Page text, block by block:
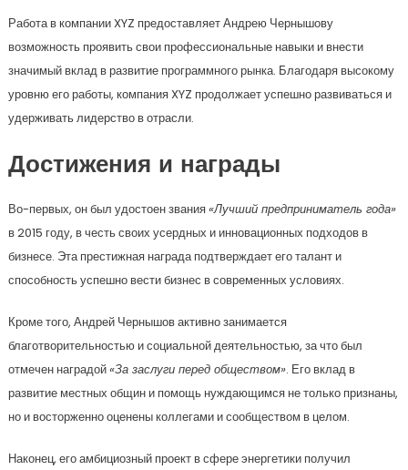
Работа в компании XYZ предоставляет Андрею Чернышову
возможность проявить свои профессиональные навыки и внести
значимый вклад в развитие программного рынка. Благодаря высокому
уровню его работы, компания XYZ продолжает успешно развиваться и
удерживать лидерство в отрасли.
Достижения и награды
Во-первых, он был удостоен звания«Лучший предприниматель года»
в 2015 году, в честь своих усердных и инновационных подходов в
бизнесе. Эта престижная награда подтверждает его талант и
способность успешно вести бизнес в современных условиях.
Кроме того, Андрей Чернышов активно занимается
благотворительностью и социальной деятельностью, за что был
отмечен наградой«За заслуги перед обществом». Его вклад в
развитие местных общин и помощь нуждающимся не только признаны,
но и восторженно оценены коллегами и сообществом в целом.
Наконец, его амбициозный проект в сфере энергетики получил